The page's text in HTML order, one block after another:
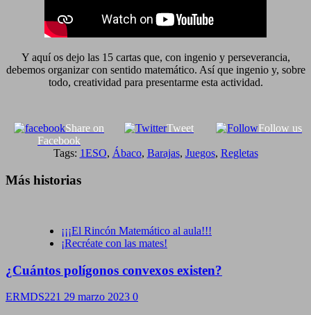
Y aquí os dejo las 15 cartas que, con ingenio y perseverancia,
debemos organizar con sentido matemático. Así que ingenio y, sobre
todo, creatividad para presentarme esta actividad.
Share on
Facebook
Tweet Follow us
Tags: 1ESO, Ábaco, Barajas, Juegos, Regletas
Más historias
¡¡¡El Rincón Matemático al aula!!!
¡Recréate con las mates!
¿Cuántos polígonos convexos existen?
ERMDS221 29 marzo 2023 0